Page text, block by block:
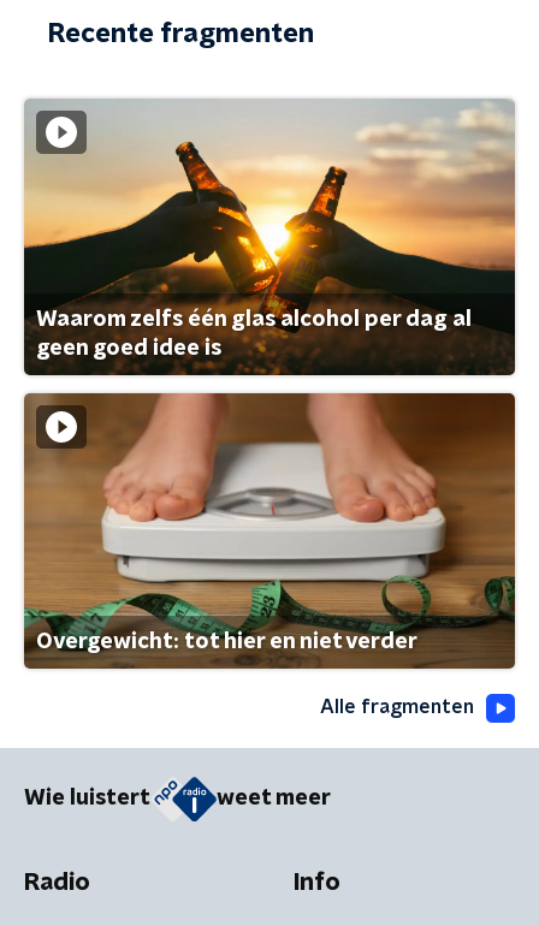
Recente fragmenten
Waarom zelfs één glas alcohol per dag al
geen goed idee is
Overgewicht: tot hier en niet verder
Alle fragmenten
Wie luistert weet meer
Radio Info